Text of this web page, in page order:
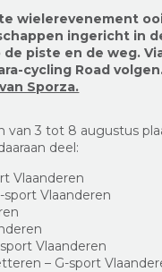
wielerevenement
ingericht in
piste en de weg.
cycling Road
Sporza.
van 3 tot 8 augustus
deel:
Vlaanderen
Vlaanderen
Vlaanderen
– G-sport